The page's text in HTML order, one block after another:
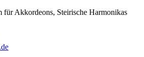
für Akkordeons, Steirische Harmonikas